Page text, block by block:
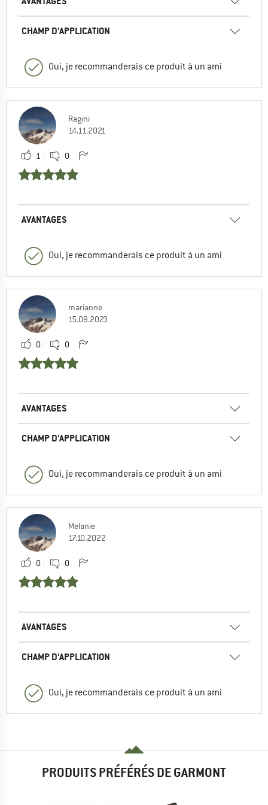
CHAMP D'APPLICATION
Oui, je recommanderais ce produit à un ami
Ragini
14.11.2021
1 0
AVANTAGES
Oui, je recommanderais ce produit à un ami
marianne
15.09.2023
0 0
AVANTAGES
CHAMP D'APPLICATION
Oui, je recommanderais ce produit à un ami
Melanie
17.10.2022
0 0
AVANTAGES
CHAMP D'APPLICATION
Oui, je recommanderais ce produit à un ami
PRODUITS PRÉFÉRÉS DE GARMONT